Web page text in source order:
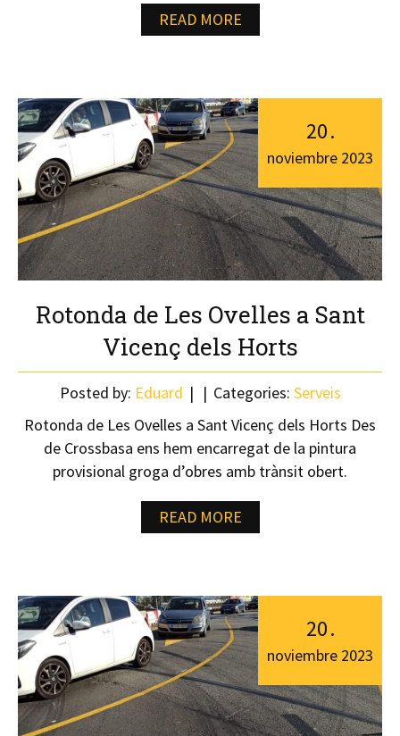
READ MORE
Rotonda de Les Ovelles a Sant
Vicenç dels Horts
20.
noviembre 2023
Posted by: Eduard Categories: Serveis
Rotonda de Les Ovelles a Sant Vicenç dels Horts Des
de Crossbasa ens hem encarregat de la pintura
provisional groga d’obres amb trànsit obert.
READ MORE
20.
noviembre 2023